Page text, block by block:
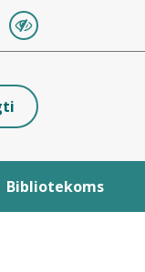
Bibliotekoms